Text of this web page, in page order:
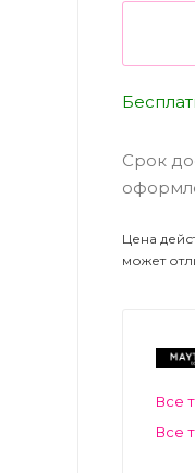
Срок
Цена
может
Все
Все